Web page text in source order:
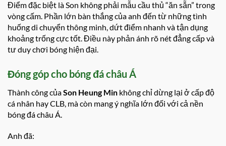
Điểm đặc biệt là Son không phải mẫu cầu thủ “ăn sẵn” trong
vòng cấm. Phần lớn bàn thắng của anh đến từ những tình
huống di chuyển thông minh, dứt điểm nhanh và tận dụng
khoảng trống cực tốt. Điều này phản ánh rõ nét đẳng cấp và
tư duy chơi bóng hiện đại.
Đóng góp cho bóng đá châu Á
Thành công củaSon Heung Min không chỉ dừng lại ở cấp độ
cá nhân hay CLB, mà còn mang ý nghĩa lớn đối với cả nền
bóng đá châu Á.
Anh đã: